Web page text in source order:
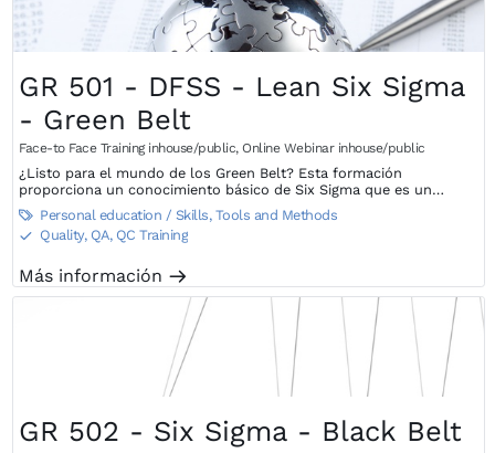
GR 501 - DFSS - Lean Six Sigma
- Green Belt
Face-to Face Training inhouse/public, Online Webinar inhouse/public
¿Listo para el mundo de los Green Belt? Esta formación
proporciona un conocimiento básico de Six Sigma que es un
elemento importante para cumplir con éxito las tareas del personal
con responsabilidad en la mejora continua.
 Personal education / Skills, Tools and Methods
S Quality, QA, QC Training
Más información m
GR 502 - Six Sigma - Black Belt